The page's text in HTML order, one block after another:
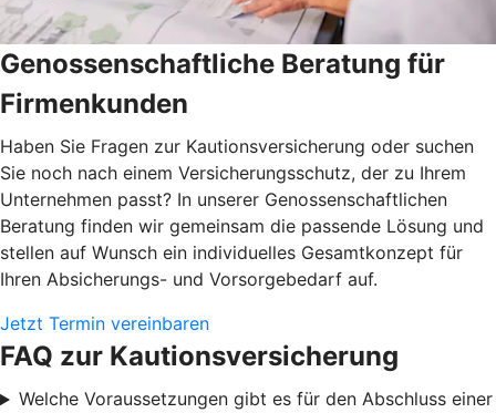
Genossenschaftliche Beratung für
Firmenkunden
Haben Sie Fragen zur Kautionsversicherung oder suchen
Sie noch nach einem Versicherungsschutz, der zu Ihrem
Unternehmen passt? In unserer Genossenschaftlichen
Beratung finden wir gemeinsam die passende Lösung und
stellen auf Wunsch ein individuelles Gesamtkonzept für
Ihren Absicherungs- und Vorsorgebedarf auf.
Jetzt Termin vereinbaren
FAQ zur Kautionsversicherung
Welche Voraussetzungen gibt es für den Abschluss einer